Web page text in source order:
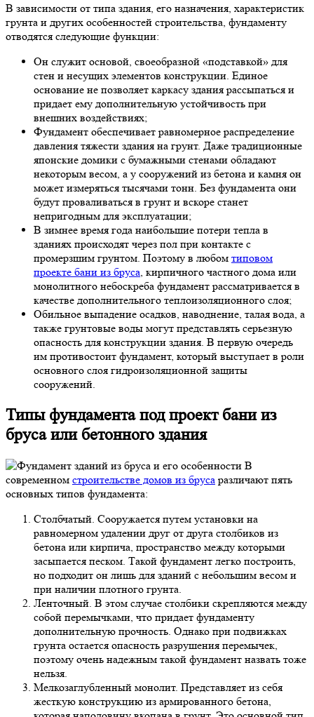
В зависимости от типа здания, его назначения, характеристик
грунта и других особенностей строительства, фундаменту
отводятся следующие функции:
Он служит основой, своеобразной «подставкой» для
стен и несущих элементов конструкции. Единое
основание не позволяет каркасу здания рассыпаться и
придает ему дополнительную устойчивость при
внешних воздействиях;
Фундамент обеспечивает равномерное распределение
давления тяжести здания на грунт. Даже традиционные
японские домики с бумажными стенами обладают
некоторым весом, а у сооружений из бетона и камня он
может измеряться тысячами тонн. Без фундамента они
будут проваливаться в грунт и вскоре станет
непригодным для эксплуатации;
В зимнее время года наибольшие потери тепла в
зданиях происходят через пол при контакте с
промерзшим грунтом. Поэтому в любом типовом
проекте бани из бруса , кирпичного частного дома или
монолитного небоскреба фундамент рассматривается в
качестве дополнительного теплоизоляционного слоя;
Обильное выпадение осадков, наводнение, талая вода, а
также грунтовые воды могут представлять серьезную
опасность для конструкции здания. В первую очередь
им противостоит фундамент, который выступает в роли
основного слоя гидроизоляционной защиты
сооружений.
Типы фундамента под проект бани из
бруса или бетонного здания
В
современном строительстве домов из бруса различают пять
основных типов фундамента:
Столбчатый. Сооружается путем установки на
равномерном удалении друг от друга столбиков из
бетона или кирпича, пространство между которыми
засыпается песком. Такой фундамент легко построить,
но подходит он лишь для зданий с небольшим весом и
при наличии плотного грунта.
Ленточный. В этом случае столбики скрепляются между
собой перемычками, что придает фундаменту
дополнительную прочность. Однако при подвижках
грунта остается опасность разрушения перемычек,
поэтому очень надежным такой фундамент назвать тоже
нельзя.
Мелкозаглубленный монолит. Представляет из себя
жесткую конструкцию из армированного бетона,